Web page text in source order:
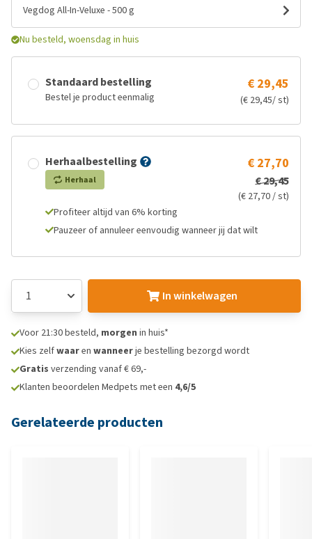
Vegdog All-In-Veluxe - 500 g
Nu besteld, woensdag in huis
Standaard bestelling
Bestel je product eenmalig
€ 29,45
(€ 29,45/ st)
Herhaalbestelling
Herhaal
€ 27,70
€ 29,45
(€ 27,70 / st)
Profiteer altijd van 6% korting
Pauzeer of annuleer eenvoudig wanneer jij dat wilt
In winkelwagen
Voor 21:30 besteld, morgen in huis*
Kies zelfwaaren wanneerje bestelling bezorgd wordt
Gratis verzending vanaf € 69,-
Klanten beoordelen Medpets met een 4,6/5
Gerelateerde producten